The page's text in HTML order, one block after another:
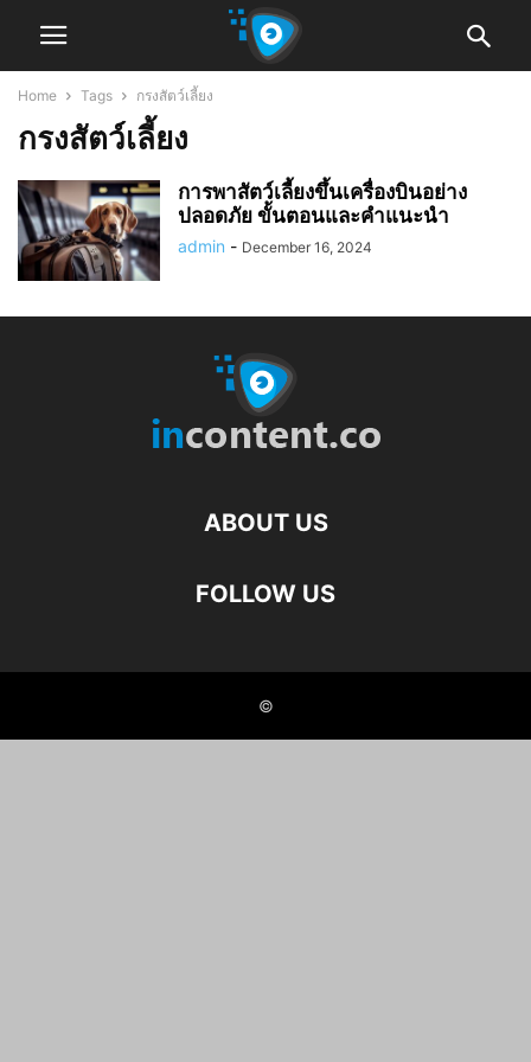
Home Tags กรงสัตว์เลี้ยง
กรงสัตว์เลี้ยง
การพาสัตว์เลี้ยงขึ้นเครื่องบินอย่าง
ปลอดภัย ขั้นตอนและคำแนะนำ
admin - December 16, 2024
ABOUT US
FOLLOW US
©